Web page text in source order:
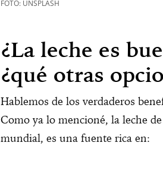
FOTO: UNSPLASH
¿La leche es
¿qué otras
Hablemos de los verdaderos
Como ya lo mencioné, la leche
mundial, es una fuente rica en: